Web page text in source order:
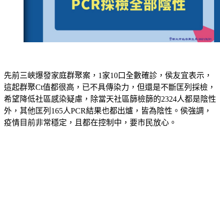
先前三峽爆發家庭群聚案，1家10口全數確診，侯友宜表示，
這起群聚Ct值都很高，已不具傳染力，但還是不斷匡列採檢，
希望降低社區感染疑慮，除當天社區篩檢篩的2324人都是陰性
外，其他匡列165人PCR結果也都出爐，皆為陰性。侯強調，